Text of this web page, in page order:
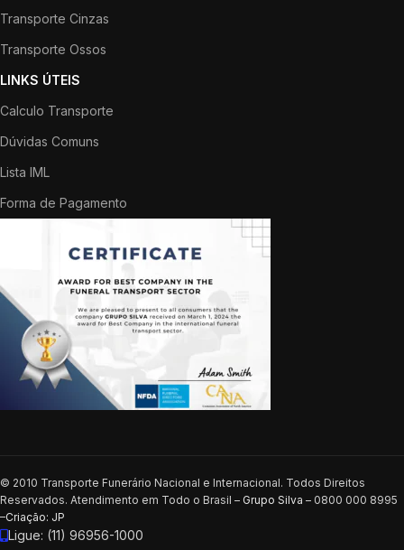
Transporte Cinzas
Transporte Ossos
LINKS ÚTEIS
Calculo Transporte
Dúvidas Comuns
Lista IML
Forma de Pagamento
© 2010 Transporte Funerário Nacional e Internacional. Todos Direitos
Reservados. Atendimento em Todo o Brasil – Grupo Silva – 0800 000 8995
–Criação: JP
Ligue: (11) 96956-1000